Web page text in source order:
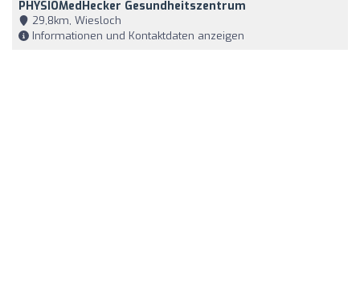
PHYSIOMedHecker Gesundheitszentrum
29,8km, Wiesloch
Informationen und Kontaktdaten anzeigen